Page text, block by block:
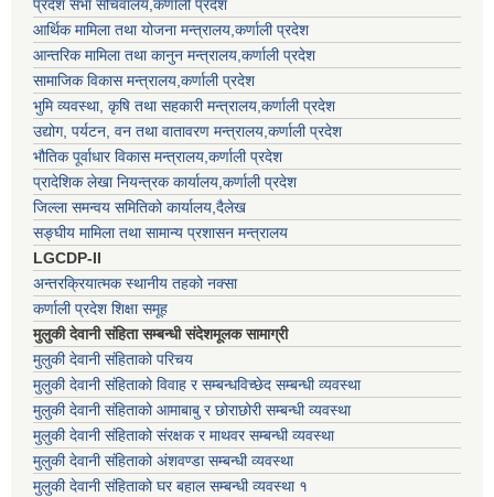
प्रदेश सभा सचिवालय,कर्णाली प्रदेश
आर्थिक मामिला तथा योजना मन्त्रालय,कर्णाली प्रदेश
आन्तरिक मामिला तथा कानुन मन्त्रालय,कर्णाली प्रदेश
सामाजिक विकास मन्त्रालय,कर्णाली प्रदेश
भुमि व्यवस्था, कृषि तथा सहकारी मन्त्रालय,कर्णाली प्रदेश
उद्योग, पर्यटन, वन तथा वातावरण मन्त्रालय,कर्णाली प्रदेश
भौतिक पूर्वाधार विकास मन्त्रालय,कर्णाली प्रदेश
प्रादेशिक लेखा नियन्त्रक कार्यालय,कर्णाली प्रदेश
जिल्ला समन्वय समितिको कार्यालय,दैलेख
सङ्घीय मामिला तथा सामान्य प्रशासन मन्त्रालय
LGCDP-II
अन्तरक्रियात्मक स्थानीय तहको नक्सा
कर्णाली प्रदेश शिक्षा समूह
मुलुकी देवानी संहिता सम्बन्धी संदेशमूलक सामाग्री
मुलुकी देवानी संहिताको परिचय
मुलुकी देवानी संहिताको विवाह र सम्बन्धविच्छेद सम्बन्धी व्यवस्था
मुलुकी देवानी संहिताको आमाबाबु र छोराछोरी सम्बन्धी व्यवस्था
मुलुकी देवानी संहिताको संरक्षक र माथवर सम्बन्धी व्यवस्था
मुलुकी देवानी संहिताको अंशवण्डा सम्बन्धी व्यवस्था
मुलुकी देवानी संहिताको घर बहाल सम्बन्धी व्यवस्था १